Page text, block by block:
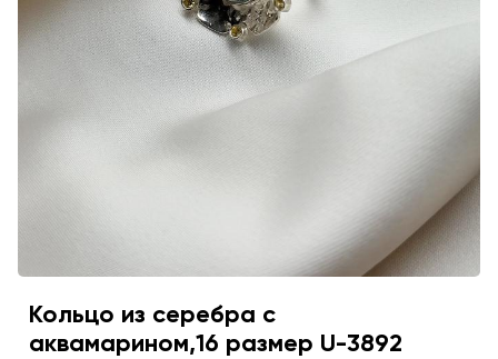
Кольцо из серебра с
аквамарином,16 размер U-3892